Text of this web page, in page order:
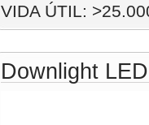
VIDA ÚTIL:
Downlight